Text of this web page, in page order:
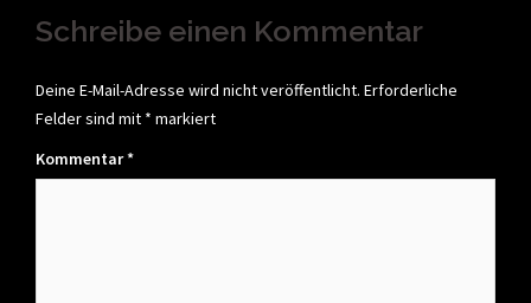
Schreibe einen Kommentar
Deine E-Mail-Adresse wird nicht veröffentlicht. Erforderliche
Felder sind mit * markiert
Kommentar*